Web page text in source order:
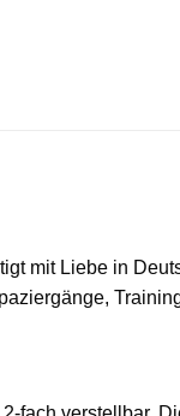
mit Liebe in